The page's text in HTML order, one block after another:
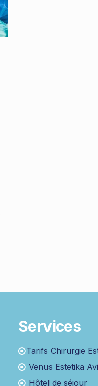
Services
Tarifs Chirurgie
Venus Estetika Avis
Hôtel de séjour